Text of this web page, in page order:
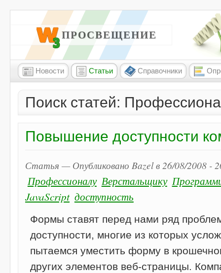
W3 ПРОСВЕЩЕНИЕ
Новости Статьи Справочники
Поиск статей:
Повышение доступности
Статья — Опубликовано Bazel в 26/08/2008 -
Профессионалу Верстальщику
JavaScript доступность
Формы ставят перед нами ряд
доступности, многие из которых
пытаемся уместить форму в
других элементов веб-страницы.